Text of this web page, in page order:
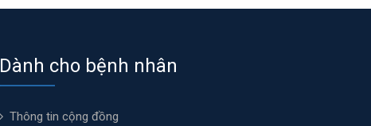
Dành cho bệnh nhân
Thông tin cộng đồng